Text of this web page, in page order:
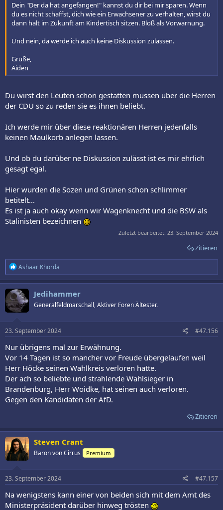
Dein "Der da hat angefangen!" kannst du dir bei mir sparen. Wenn
du es nicht schaffst, dich wie ein Erwachsener zu verhalten, wirst du
dann halt im Zukunft am Kindertisch sitzen. Bloß als Vorwarnung.
Und nein, da werde ich auch keine Diskussion zulassen.
Grüße,
Aiden
Du wirst den Leuten schon gestatten müssen über die Herren
der CDU so zu reden sie es ihnen beliebt.
Ich werde mir über diese reaktionären Herren jedenfalls
keinen Maulkorb anlegen lassen.
Und ob du darüber ne Diskussion zulässt ist es mir ehrlich
gesagt egal.
Hier wurden die Sozen und Grünen schon schlimmer
betitelt...
Es ist ja auch okay wenn wir Wagenknecht und die BSW als
Stalinisten bezeichnen
Zuletzt bearbeitet: 23. September 2024
Zitieren
R
e
a
k
t
i
o
e
n
Ashaar Khorda
Jedihammer
Generalfeldmarschall, Aktiver Foren Ältester.
23. September 2024 #47.156
Nur übrigens mal zur Erwähnung.
Vor 14 Tagen ist so mancher vor Freude übergelaufen weil
Herr Höcke seinen Wahlkreis verloren hatte.
Der ach so beliebte und strahlende Wahlsieger in
Brandenburg, Herr Woidke, hat seinen auch verloren.
Gegen den Kandidaten der AfD.
Zitieren
Steven Crant
Baron von Cirrus Premium
23. September 2024 #47.157
Na wenigstens kann einer von beiden sich mit dem Amt des
Ministerpräsident darüber hinweg trösten